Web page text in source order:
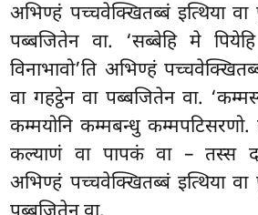
अभिण्हं पच्चवेक्खितब्बं इत्थियावा
पब्बजितेन वा. ‘सब्बेहि मे पियेहि
विनाभावो’ति अभिण्हं
वा गहट्ठेन वा पब्बजितेन वा.
कम्मयोनि कम्मबन्धु
कल्याणं वा पापकं वा – तस्स
अभिण्हं पच्चवेक्खितब्बं इत्थिया वा